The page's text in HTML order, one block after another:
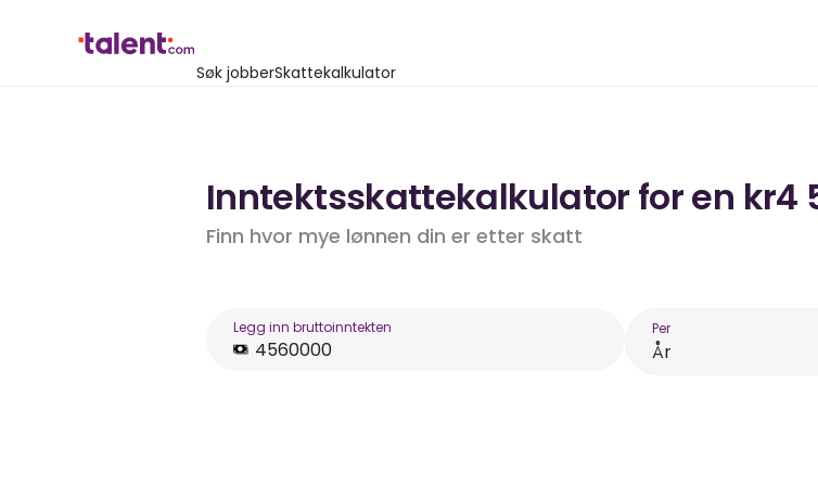
Søk jobberSkattekalkulator
Inntektsskattekalkulator for en kr4
Finn hvor mye lønnen din er etter skatt
Legg inn bruttoinntekten Per
År